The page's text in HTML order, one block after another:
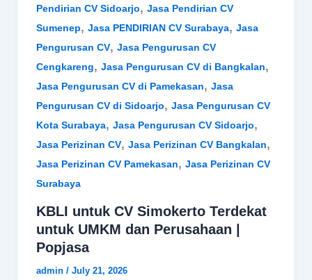
Pendirian CV Sidoarjo, Jasa Pendirian CV
Sumenep, Jasa PENDIRIAN CV Surabaya, Jasa
Pengurusan CV, Jasa Pengurusan CV
Cengkareng, Jasa Pengurusan CV di Bangkalan,
Jasa Pengurusan CV di Pamekasan, Jasa
Pengurusan CV di Sidoarjo, Jasa Pengurusan CV
Kota Surabaya, Jasa Pengurusan CV Sidoarjo,
Jasa Perizinan CV, Jasa Perizinan CV Bangkalan,
Jasa Perizinan CV Pamekasan, Jasa Perizinan CV
Surabaya
KBLI untuk CV Simokerto Terdekat
untuk UMKM dan Perusahaan |
Popjasa
admin / July 21, 2026